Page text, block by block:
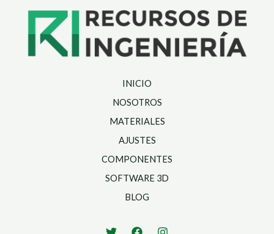
INICIO
NOSOTROS
MATERIALES
AJUSTES
COMPONENTES
SOFTWARE 3D
BLOG